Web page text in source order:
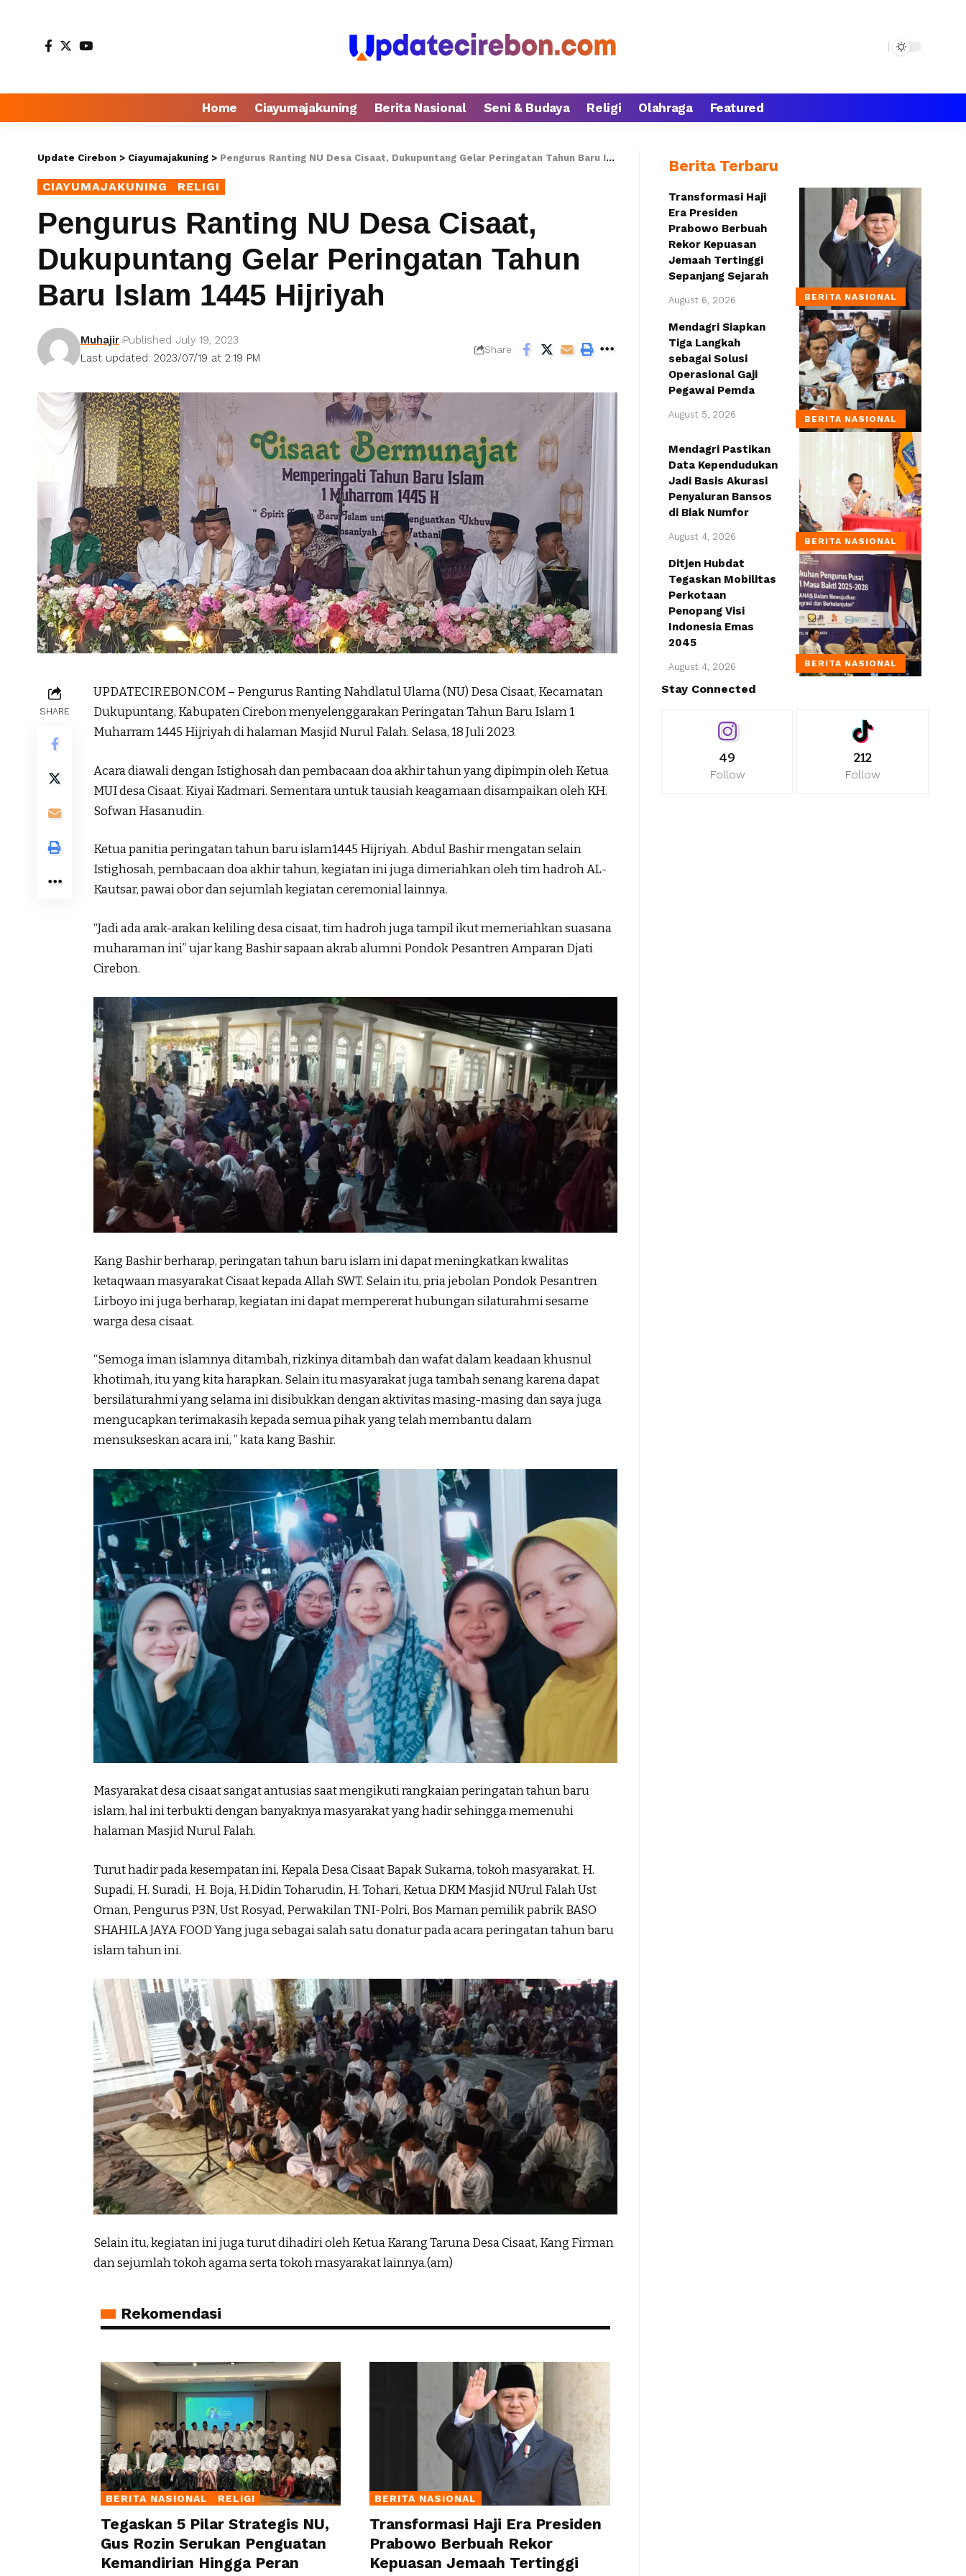
Home Ciayumajakuning Berita Nasional Seni & Budaya Religi Olahraga Featured
Update Cirebon > Ciayumajakuning > Pengurus Ranting NU Desa Cisaat, Dukupuntang Gelar Peringatan Tahun Baru Islam 1445 Hijriyah
CIAYUMAJAKUNING RELIGI
Pengurus Ranting NU Desa Cisaat,
Dukupuntang Gelar Peringatan Tahun
Baru Islam 1445 Hijriyah
Last updated: 2023/07/19 at 2:19 PM
Muhajir Published July 19, 2023
Share
SHARE
UPDATECIREBON.COM – Pengurus Ranting Nahdlatul Ulama (NU) Desa Cisaat, Kecamatan
Dukupuntang, Kabupaten Cirebon menyelenggarakan Peringatan Tahun Baru Islam 1
Muharram 1445 Hijriyah di halaman Masjid Nurul Falah. Selasa, 18 Juli 2023.
Acara diawali dengan Istighosah dan pembacaan doa akhir tahun yang dipimpin oleh Ketua
MUI desa Cisaat. Kiyai Kadmari. Sementara untuk tausiah keagamaan disampaikan oleh KH.
Sofwan Hasanudin.
Ketua panitia peringatan tahun baru islam1445 Hijriyah. Abdul Bashir mengatan selain
Istighosah, pembacaan doa akhir tahun, kegiatan ini juga dimeriahkan oleh tim hadroh AL-
Kautsar, pawai obor dan sejumlah kegiatan ceremonial lainnya.
“Jadi ada arak-arakan keliling desa cisaat, tim hadroh juga tampil ikut memeriahkan suasana
muharaman ini” ujar kang Bashir sapaan akrab alumni Pondok Pesantren Amparan Djati
Cirebon.
Kang Bashir berharap, peringatan tahun baru islam ini dapat meningkatkan kwalitas
ketaqwaan masyarakat Cisaat kepada Allah SWT. Selain itu, pria jebolan Pondok Pesantren
Lirboyo ini juga berharap, kegiatan ini dapat mempererat hubungan silaturahmi sesame
warga desa cisaat.
“Semoga iman islamnya ditambah, rizkinya ditambah dan wafat dalam keadaan khusnul
khotimah, itu yang kita harapkan. Selain itu masyarakat juga tambah senang karena dapat
bersilaturahmi yang selama ini disibukkan dengan aktivitas masing-masing dan saya juga
mengucapkan terimakasih kepada semua pihak yang telah membantu dalam
mensukseskan acara ini, ” kata kang Bashir.
Masyarakat desa cisaat sangat antusias saat mengikuti rangkaian peringatan tahun baru
islam, hal ini terbukti dengan banyaknya masyarakat yang hadir sehingga memenuhi
halaman Masjid Nurul Falah.
Turut hadir pada kesempatan ini, Kepala Desa Cisaat Bapak Sukarna, tokoh masyarakat, H.
Supadi, H. Suradi, H. Boja, H.Didin Toharudin, H. Tohari, Ketua DKM Masjid NUrul Falah Ust
Oman, Pengurus P3N, Ust Rosyad, Perwakilan TNI-Polri, Bos Maman pemilik pabrik BASO
SHAHILA JAYA FOOD Yang juga sebagai salah satu donatur pada acara peringatan tahun baru
islam tahun ini.
Selain itu, kegiatan ini juga turut dihadiri oleh Ketua Karang Taruna Desa Cisaat, Kang Firman
dan sejumlah tokoh agama serta tokoh masyarakat lainnya.(am)
Rekomendasi
BERITA NASIONAL RELIGI
Tegaskan 5 Pilar Strategis NU,
Gus Rozin Serukan Penguatan
Kemandirian Hingga Peran
BERITA NASIONAL
Transformasi Haji Era Presiden
Prabowo Berbuah Rekor
Kepuasan Jemaah Tertinggi
Berita Terbaru
BERITA NASIONAL
Transformasi Haji
Era Presiden
Prabowo Berbuah
Rekor Kepuasan
Jemaah Tertinggi
Sepanjang Sejarah
August 6, 2026
BERITA NASIONAL
Mendagri Siapkan
Tiga Langkah
sebagai Solusi
Operasional Gaji
Pegawai Pemda
August 5, 2026
BERITA NASIONAL
Mendagri Pastikan
Data Kependudukan
Jadi Basis Akurasi
Penyaluran Bansos
di Biak Numfor
August 4, 2026
BERITA NASIONAL
Ditjen Hubdat
Tegaskan Mobilitas
Perkotaan
Penopang Visi
Indonesia Emas
2045
August 4, 2026
Stay Connected
49
Follow
212
Follow